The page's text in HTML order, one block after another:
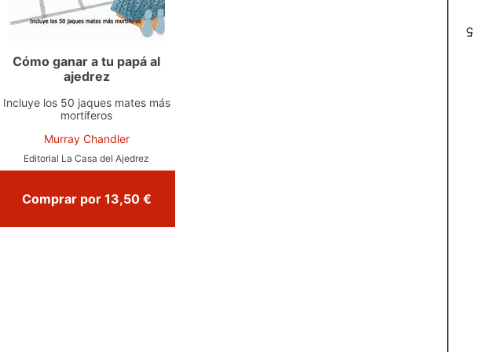
5
Cómo ganar a tu papá al
ajedrez
Incluye los 50 jaques mates más
mortíferos
Murray Chandler
Editorial La Casa del Ajedrez
Comprar por 13,50 €